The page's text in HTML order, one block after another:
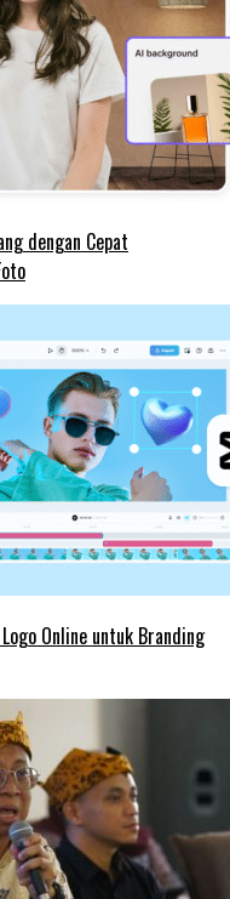
dengan Cepat
Online untuk Branding